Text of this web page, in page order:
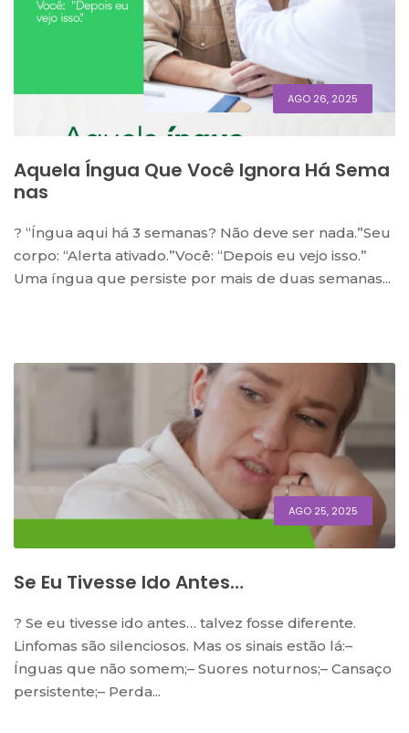
AGO 26, 2025
Aquela Íngua Que Você Ignora Há Sema
Nas
?️ “Íngua aqui há 3 semanas? Não deve ser nada.”Seu
corpo: “Alerta ativado.”Você: “Depois eu vejo isso.”
Uma íngua que persiste por mais de duas semanas...
AGO 25, 2025
Se Eu Tivesse Ido Antes…
? Se eu tivesse ido antes… talvez fosse diferente.
Linfomas são silenciosos. Mas os sinais estão lá:–
Ínguas que não somem;– Suores noturnos;– Cansaço
persistente;– Perda...